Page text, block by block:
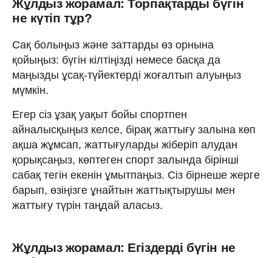
Жұлдыз жорамал: Торпақтарды бүгін
не күтіп тұр?
Сақ болыңыз және заттарды өз орнына
қойыңыз: бүгін кілтіңізді немесе басқа да
маңызды ұсақ-түйектерді жоғалтып алуыңыз
мүмкін.
Егер сіз ұзақ уақыт бойы спортпен
айналысқыңыз келсе, бірақ жаттығу залына көп
ақша жұмсап, жаттығуларды жіберіп алудан
қорықсаңыз, көптеген спорт залында бірінші
сабақ тегін екенін ұмытпаңыз. Сіз бірнеше жерге
барып, өзіңізге ұнайтын жаттықтырушы мен
жаттығу түрін таңдай аласыз.
Жұлдыз жорамал: Егіздерді бүгін не